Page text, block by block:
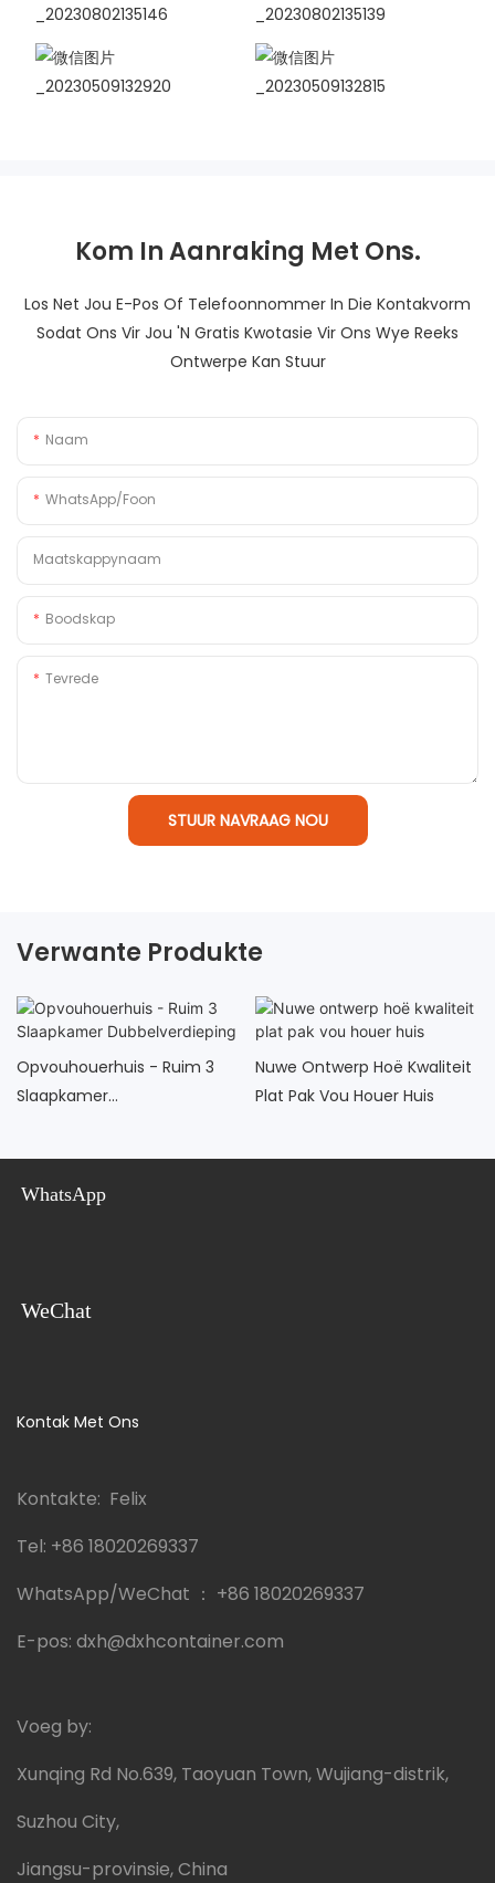
Kom In Aanraking Met Ons.
Los Net Jou E-Pos Of Telefoonnommer In Die Kontakvorm
Sodat Ons Vir Jou 'n Gratis Kwotasie Vir Ons Wye Reeks
Ontwerpe Kan Stuur
Naam
WhatsApp/foon
Maatskappynaam
Boodskap
Tevrede
STUUR NAVRAAG NOU
Verwante Produkte
Opvouhouerhuis - Ruim 3
Slaapkamer
Nuwe Ontwerp Hoë Kwaliteit
Plat Pak Vou Houer Huis
WhatsApp
WeChat
Kontak Met Ons
Kontakte: Felix
Tel: +86 18020269337
WhatsApp/WeChat ： +86 18020269337
E-pos: dxh@dxhcontainer.com
Voeg by:
Xunqing Rd No.639, Taoyuan Town, Wujiang-distrik,
Suzhou City,
Jiangsu-provinsie, China